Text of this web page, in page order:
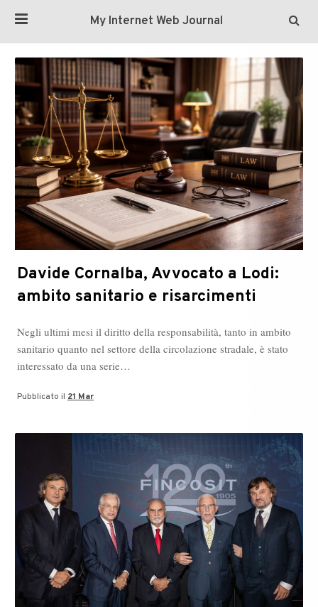
My Internet Web Journal
Davide Cornalba, Avvocato a Lodi:
ambito sanitario e risarcimenti
Negli ultimi mesi il diritto della responsabilità, tanto in ambito
sanitario quanto nel settore della circolazione stradale, è stato
interessato da una serie…
Pubblicato il 21 Mar